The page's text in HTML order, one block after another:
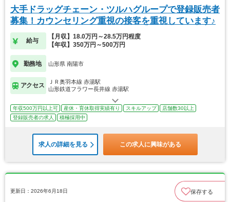
大手ドラッグチェーン・ツルハグループで登録販売者
募集！カウンセリング重視の接客を重視しています♪
給与
【月収】18.0万円～28.5万円程度
【年収】350万円～500万円
勤務地 山形県 南陽市
アクセス
ＪＲ奥羽本線 赤湯駅
山形鉄道フラワー長井線 赤湯駅
年収500万円以上可 産休・育休取得実績有り スキルアップ
店舗数30以上
登録販売者の求人
積極採用中
求人の詳細を見る この求人に興味がある
更新日：2026年6月18日 保存する